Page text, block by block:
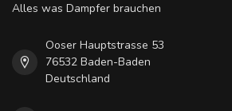
Alles was Dampfer brauchen
Ooser Hauptstrasse 53
76532 Baden-Baden
Deutschland